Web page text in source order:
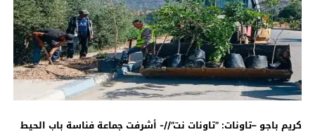
كريم باجو –تاونات: ”تاونات نت”//- أشرفت جماعة فناسة باب الحيط